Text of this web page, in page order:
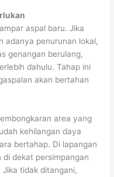
aspal baru. Jika
adanya penurunan lokal,
genangan berulang,
dahulu. Tahap ini
akan bertahan
area yang
kehilangan daya
bertahap. Di lapangan
dekat persimpangan
tidak ditangani,